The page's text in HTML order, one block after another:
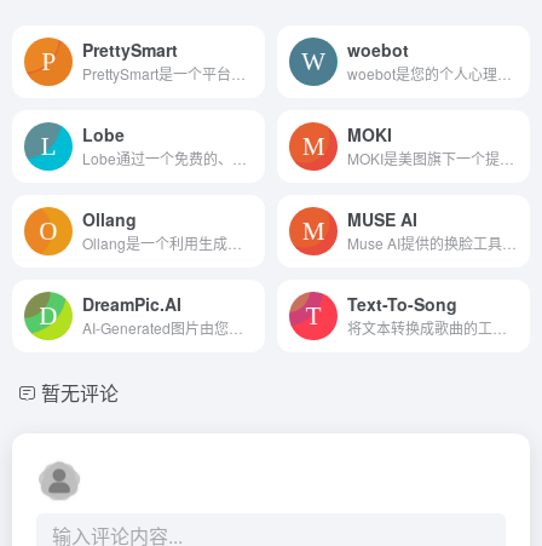
PrettySmart woebot
Lobe MOKI
Ollang MUSE AI
DreamPic.AI Text-To-Song
暂无评论